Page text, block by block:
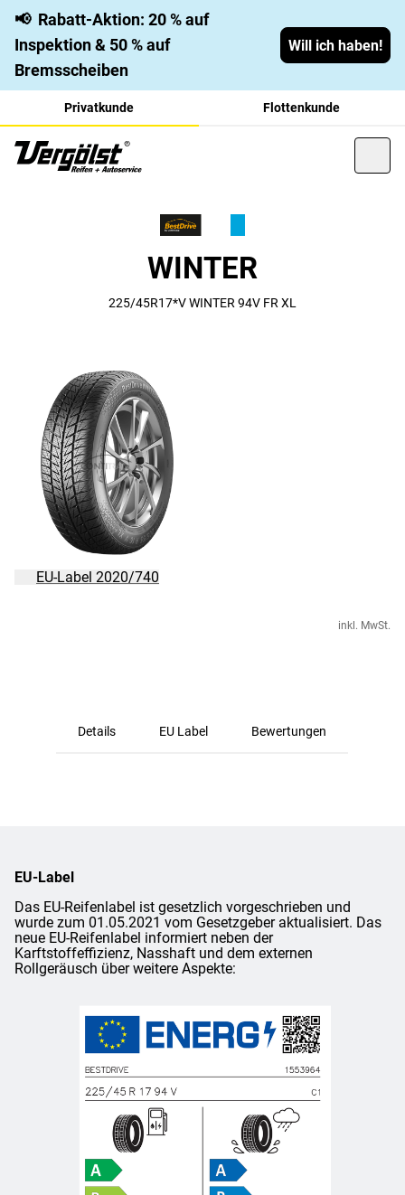
📢 Rabatt-Aktion: 20 % auf
Inspektion & 50 % auf
Bremsscheiben
Will ich haben!
Privatkunde Flottenkunde
WINTER
225/45R17*V WINTER 94V FR XL
inkl. MwSt.
EU-Label 2020/740
Details EU Label Bewertungen
EU-Label
Das EU-Reifenlabel ist gesetzlich vorgeschrieben und
wurde zum 01.05.2021 vom Gesetzgeber aktualisiert. Das
neue EU-Reifenlabel informiert neben der
Karftstoffeffizienz, Nasshaft und dem externen
Rollgeräusch über weitere Aspekte: